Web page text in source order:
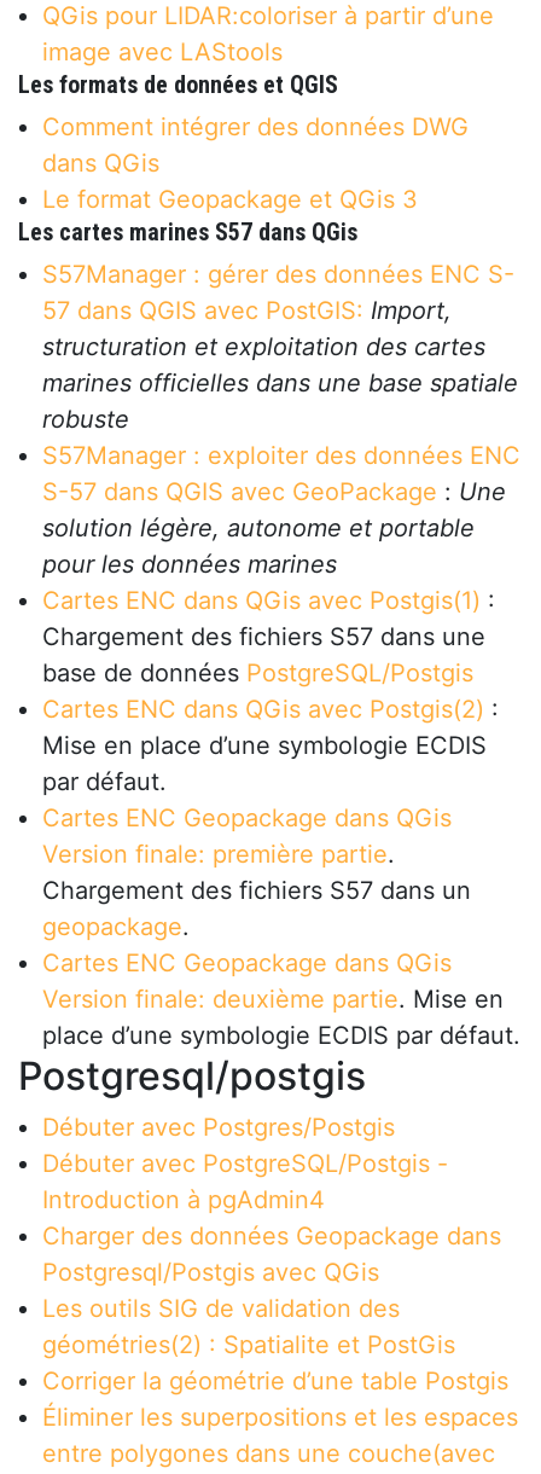
QGis pour LIDAR:coloriser à partir d’une
image avec LAStools
Les formats de données et QGIS
Comment intégrer des données DWG
dans QGis
Le format Geopackage et QGis 3
Les cartes marines S57 dans QGis
S57Manager : gérer des données ENC S-
57 dans QGIS avec PostGIS: Import,
structuration et exploitation des cartes
marines officielles dans une base spatiale
robuste
S57Manager : exploiter des données ENC
S-57 dans QGIS avec GeoPackage : Une
solution légère, autonome et portable
pour les données marines
Cartes ENC dans QGis avec Postgis(1) :
Chargement des fichiers S57 dans une
base de données PostgreSQL/Postgis
Cartes ENC dans QGis avec Postgis(2) :
Mise en place d’une symbologie ECDIS
par défaut.
Cartes ENC Geopackage dans QGis
Version finale: première partie.
Chargement des fichiers S57 dans un
geopackage.
Cartes ENC Geopackage dans QGis
Version finale: deuxième partie. Mise en
place d’une symbologie ECDIS par défaut.
Postgresql/postgis
Débuter avec Postgres/Postgis
Débuter avec PostgreSQL/Postgis -
Introduction à pgAdmin4
Charger des données Geopackage dans
Postgresql/Postgis avec QGis
Les outils SIG de validation des
géométries(2) : Spatialite et PostGis
Corriger la géométrie d’une table Postgis
Éliminer les superpositions et les espaces
entre polygones dans une couche(avec